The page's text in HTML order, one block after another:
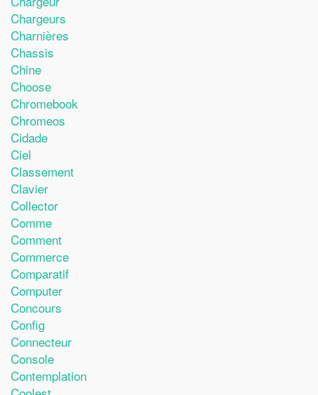
Chargeurs
Charnières
Chassis
Chine
Choose
Chromebook
Chromeos
Cidade
Ciel
Classement
Clavier
Collector
Comme
Comment
Commerce
Comparatif
Computer
Concours
Config
Connecteur
Console
Contemplation